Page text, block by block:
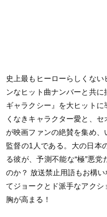
史上最もヒーローらしくな
ンなヒット曲ナンバーと共に
ギャラクシー』を大ヒット
くなきキャラクター愛と、
が映画ファンの絶賛を集め
監督の1 人である。大の日本
る彼が、予測不能な“極”悪党
のか？ 放送禁止用語もお構
てジョークとド派手なアク
胸が高まる！